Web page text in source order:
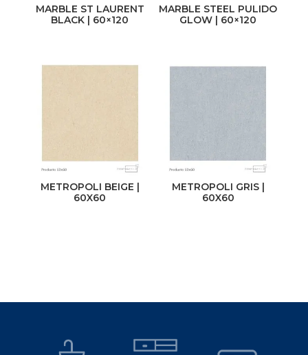
MARBLE ST LAURENT
BLACK | 60×120
MARBLE STEEL PULIDO
GLOW | 60×120
METROPOLI BEIGE |
60X60
METROPOLI GRIS |
60X60